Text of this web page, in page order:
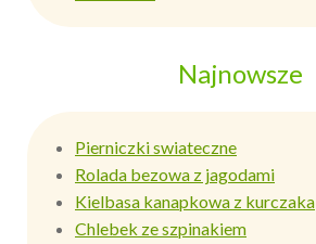
Najnowsze
Pierniczki swiateczne
Rolada bezowa z jagodami
Kielbasa kanapkowa z kurczaka
Chlebek ze szpinakiem